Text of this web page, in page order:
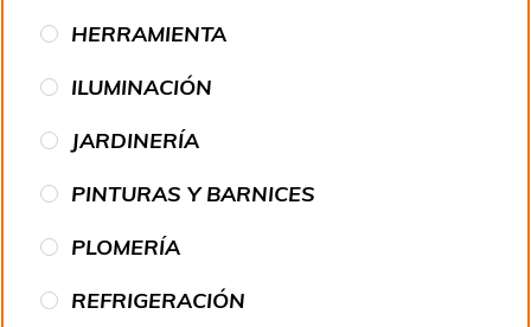
HERRAMIENTA
ILUMINACIÓN
JARDINERÍA
PINTURAS Y BARNICES
PLOMERÍA
REFRIGERACIÓN